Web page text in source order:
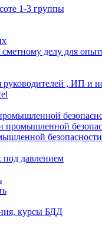
1-3 группы
делу для
руководителей , ИП и
промышленной
безопасности
давлением
курсы БДД